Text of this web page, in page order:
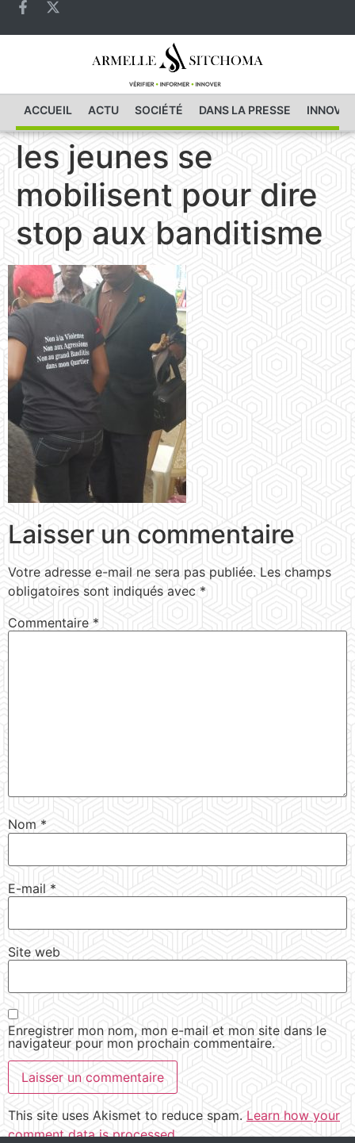
ACCUEIL ACTU SOCIÉTÉ DANS LA PRESSE
les jeunes se
mobilisent pour dire
stop aux banditisme
Laisser un commentaire
Votre adresse e-mail ne sera pas publiée. Les champs
obligatoires sont indiqués avec *
Commentaire *
Nom *
E-mail *
Site web
Enregistrer mon nom, mon e-mail et mon site dans le
navigateur pour mon prochain commentaire.
This site uses Akismet to reduce spam. Learn how your
comment data is processed.